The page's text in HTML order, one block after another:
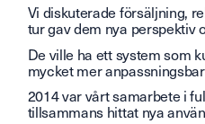
Vi diskuterade försäljning,
tur gav dem nya perspektiv
De ville ha ett system som
mycket mer
2014 var vårt samarbete i
tillsammans hittat nya